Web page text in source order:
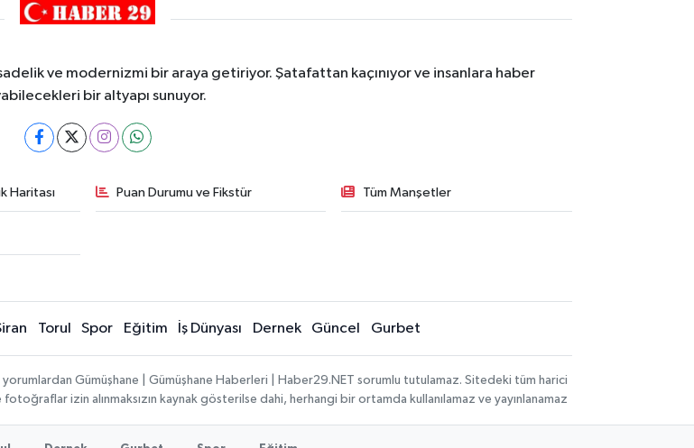
ve modernizmi bir araya getiriyor. Şatafattan kaçınıyor ve insanlara haber
bir altyapı sunuyor.
Haritası Puan Durumu ve Fikstür Tüm Manşetler
Torul Spor Eğitim İş Dünyası Dernek Güncel Gurbet
yorumlardan Gümüşhane | Gümüşhane Haberleri | Haber29.NET sorumlu tutulamaz. Sitedeki tüm harici
fotoğraflar izin alınmaksızın kaynak gösterilse dahi, herhangi bir ortamda kullanılamaz ve yayınlanamaz